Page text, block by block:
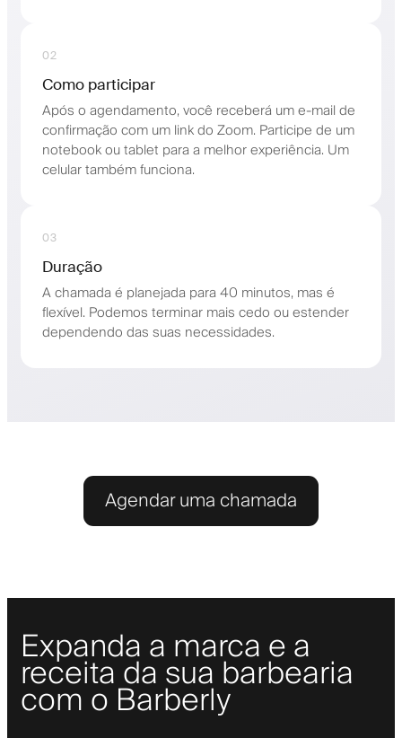
02
Como participar
Após o agendamento, você receberá um e-mail de
confirmação com um link do Zoom. Participe de um
notebook ou tablet para a melhor experiência. Um
celular também funciona.
03
Duração
A chamada é planejada para 40 minutos, mas é
flexível. Podemos terminar mais cedo ou estender
dependendo das suas necessidades.
Agendar uma chamada
Expanda a marca e a
receita da sua barbearia
com o Barberly